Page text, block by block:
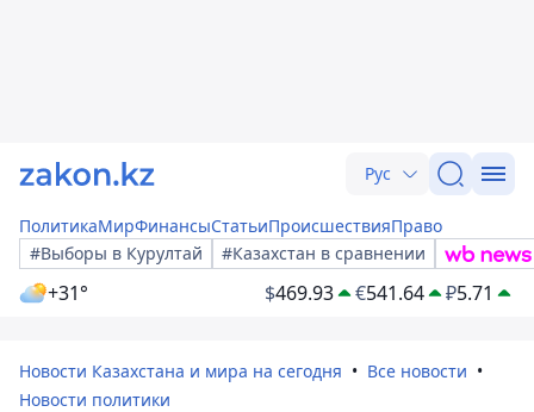
Рус
ПолитикаМирФинансыСтатьиПроисшествияПраво
#Выборы в Курултай
#Казахстан в сравнении
+31° $469.93 €541.64 ₽5.71
Новости Казахстана и мира на сегодня
Все новости
Новости политики